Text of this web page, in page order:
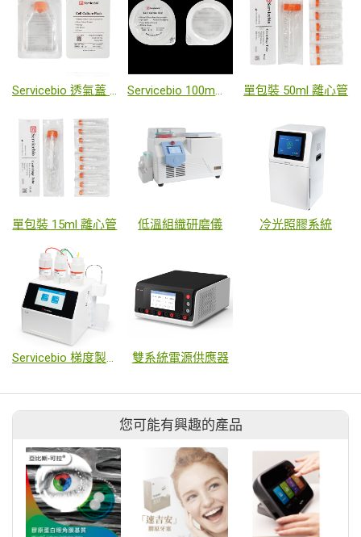
Servicebio 透氣蓋 單包裝 細胞培養瓶 Servicebio 100mm 細胞培養皿（單個裝） 單包裝 50ml 離心管
單包裝 15ml 離心管 低溫組織研磨儀 冷光照膠系統
Servicebio 梯度製膠儀 T-20 雙系統電源供應器
您可能有興趣的產品